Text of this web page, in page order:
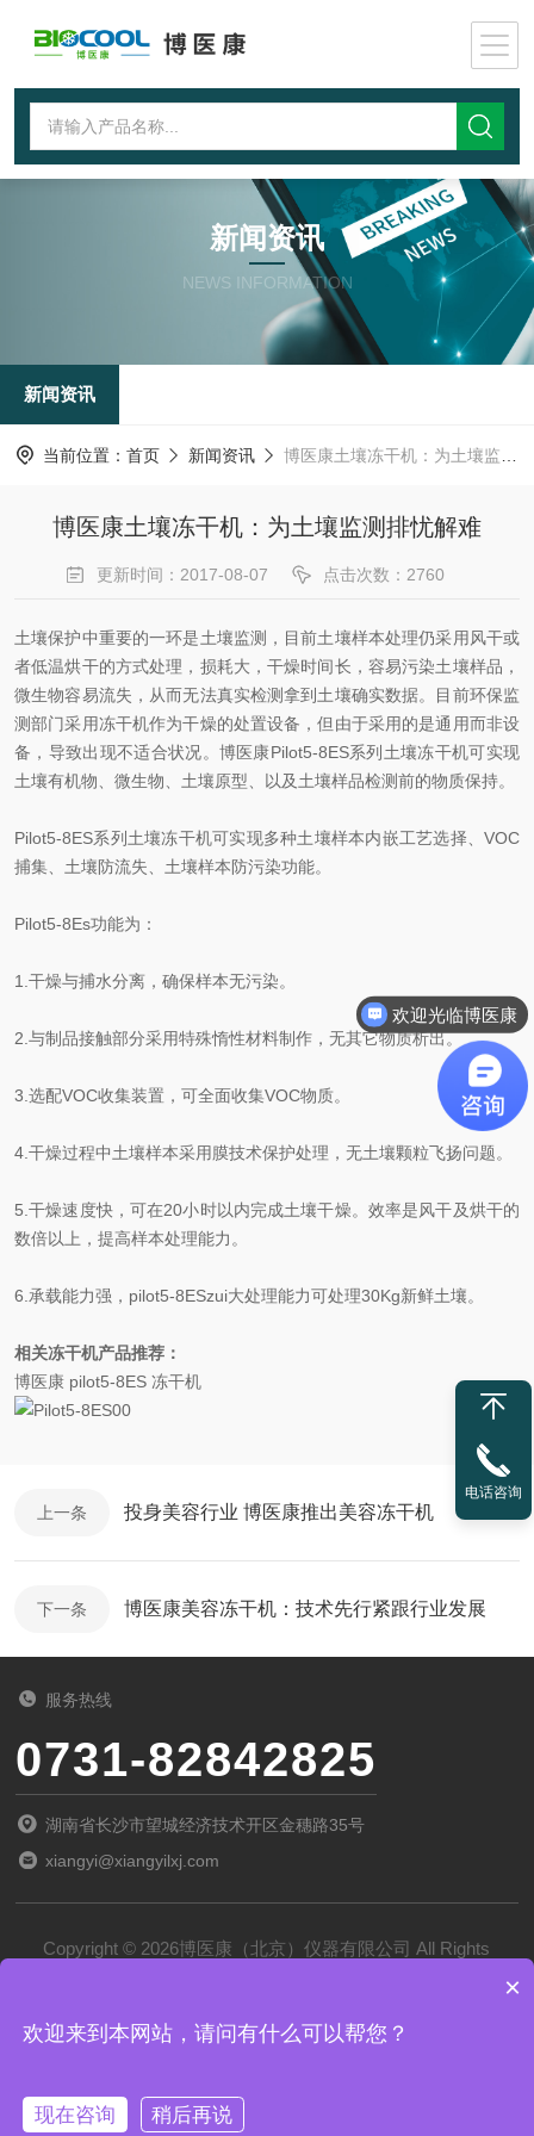
新闻资讯
NEWS INFORMATION
新闻资讯
当前位置： 首页 新闻资讯 博医康土壤冻干机：为土壤监测排忧解难
博医康土壤冻干机：为土壤监测排忧解难
更新时间：2017-08-07 点击次数：2760
土壤保护中重要的一环是土壤监测，目前土壤样本处理仍采用风干或
者低温烘干的方式处理，损耗大，干燥时间长，容易污染土壤样品，
微生物容易流失，从而无法真实检测拿到土壤确实数据。目前环保监
测部门采用冻干机作为干燥的处置设备，但由于采用的是通用而非设
备，导致出现不适合状况。博医康Pilot5-8ES系列土壤冻干机可实现
土壤有机物、微生物、土壤原型、以及土壤样品检测前的物质保持。
Pilot5-8ES系列土壤冻干机可实现多种土壤样本内嵌工艺选择、VOC
捕集、土壤防流失、土壤样本防污染功能。
Pilot5-8Es功能为：
1.干燥与捕水分离，确保样本无污染。
2.与制品接触部分采用特殊惰性材料制作，无其它物质析出。
3.选配VOC收集装置，可全面收集VOC物质。
4.干燥过程中土壤样本采用膜技术保护处理，无土壤颗粒飞扬问题。
5.干燥速度快，可在20小时以内完成土壤干燥。效率是风干及烘干的
数倍以上，提高样本处理能力。
6.承载能力强，pilot5-8ESzui大处理能力可处理30Kg新鲜土壤。
相关冻干机产品推荐：
博医康 pilot5-8ES 冻干机
上一条 投身美容行业 博医康推出美容冻干机
下一条 博医康美容冻干机：技术先行紧跟行业发展
服务热线
0731-82842825
湖南省长沙市望城经济技术开区金穗路35号
xiangyi@xiangyilxj.com
Copyright © 2026博医康（北京）仪器有限公司 All Rights
电话咨询
欢迎光临博医康
×
欢迎来到本网站，请问有什么可以帮您？
现在咨询 稍后再说